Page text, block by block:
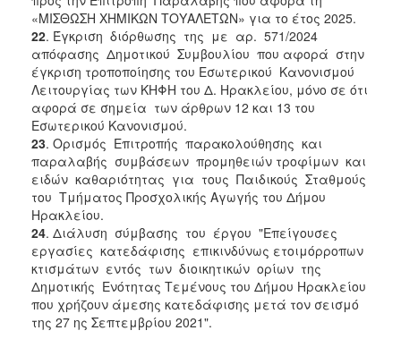
«ΜΙΣΘΩΣΗ ΧΗΜΙΚΩΝ ΤΟΥΑΛΕΤΩΝ» για το έτος 2025.
22. Έγκριση διόρθωσης της με αρ. 571/2024
απόφασης Δημοτικού Συμβουλίου που αφορά στην
έγκριση τροποποίησης του Εσωτερικού Κανονισμού
Λειτουργίας των ΚΗΦΗ του Δ. Ηρακλείου, μόνο σε ότι
αφορά σε σημεία των άρθρων 12 και 13 του
Εσωτερικού Κανονισμού.
23. Ορισμός Επιτροπής παρακολούθησης και
παραλαβής συμβάσεων προμηθειών τροφίμων και
ειδών καθαριότητας για τους Παιδικούς Σταθμούς
του Τμήματος Προσχολικής Αγωγής του Δήμου
Ηρακλείου.
24. Διάλυση σύμβασης του έργου "Επείγουσες
εργασίες κατεδάφισης επικινδύνως ετοιμόρροπων
κτισμάτων εντός των διοικητικών ορίων της
Δημοτικής Ενότητας Τεμένους του Δήμου Ηρακλείου
που χρήζουν άμεσης κατεδάφισης μετά τον σεισμό
της 27 ης Σεπτεμβρίου 2021".